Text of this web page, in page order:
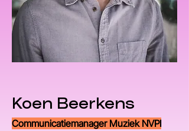
Koen Beerkens
Communicatiemanager Muziek NVPI